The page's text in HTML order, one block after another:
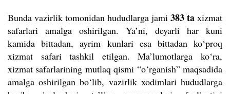
Bunda vazirlik tomonidan hududlarga jami 383 ta xizmat
safarlari amalga oshirilgan. Ya’ni, deyarli har kuni
kamida bittadan, ayrim kunlari esa bittadan ko‘proq
xizmat safari tashkil etilgan. Ma’lumotlarga ko‘ra,
xizmat safarlarining mutlaq qismi “o‘rganish” maqsadida
amalga oshirilgan bo‘lib, vazirlik xodimlari hududlarga